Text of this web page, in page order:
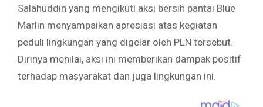
Salahuddin yang mengikuti aksi bersih pantai Blue
Marlin menyampaikan apresiasi atas kegiatan
peduli lingkungan yang digelar oleh PLN tersebut.
Dirinya menilai, aksi ini memberikan dampak positif
terhadap masyarakat dan juga lingkungan ini.